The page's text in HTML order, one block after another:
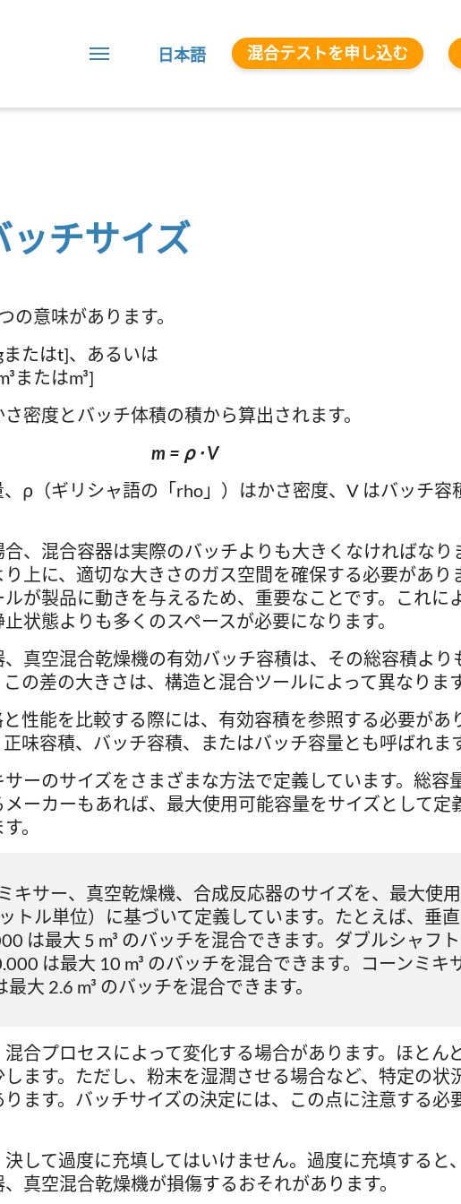
日本語 混合テストを申し込む
ッチサイズ
の意味があります。
たはt]、あるいは
またはm³]
密度とバッチ体積の積から算出されます。
m = ρ ⋅ V
、ρ（ギリシャ語の「rho」）はかさ密度、V はバッチ容
、混合容器は実際のバッチよりも大きくなければなり
上に、適切な大きさのガス空間を確保する必要があり
が製品に動きを与えるため、重要なことです。これによ
状態よりも多くのスペースが必要になります。
、真空混合乾燥機の有効バッチ容積は、その総容積より
の差の大きさは、構造と混合ツールによって異なります
と性能を比較する際には、有効容積を参照する必要があ
味容積、バッチ容積、またはバッチ容量とも呼ばれます
ーのサイズをさまざまな方法で定義しています。総容
ーカーもあれば、最大使用可能容量をサイズとして定
。
キサー、真空乾燥機、合成反応器のサイズを、最大使用
トル単位）に基づいて定義しています。たとえば、垂直
は最大 5 m³ のバッチを混合できます。ダブルシャフト
は最大 10 m³ のバッチを混合できます。コーンミキ
大 2.6 m³ のバッチを混合できます。
合プロセスによって変化する場合があります。ほとん
ます。ただし、粉末を湿潤させる場合など、特定の状
ます。バッチサイズの決定には、この点に注意する必
して過度に充填してはいけません。過度に充填すると
真空混合乾燥機が損傷するおそれがあります。